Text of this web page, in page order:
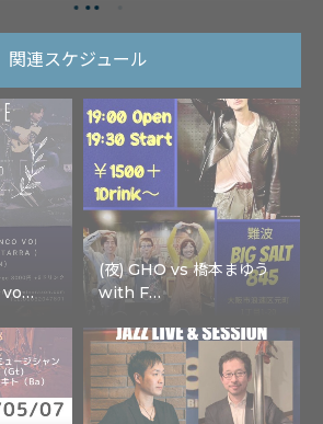
関連スケジュール
vo…
(夜) GHO vs 橋本まゆう
with F…